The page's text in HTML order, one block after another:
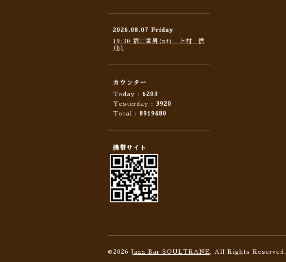
2026.08.07 Friday
19:30 福田重男(pf) 上村 信
(b)
カウンター
Today : 6203
Yesterday : 3920
Total : 8919480
携帯サイト
©2026 Jazz Bar SOULTRANE . All Rights Reserved.